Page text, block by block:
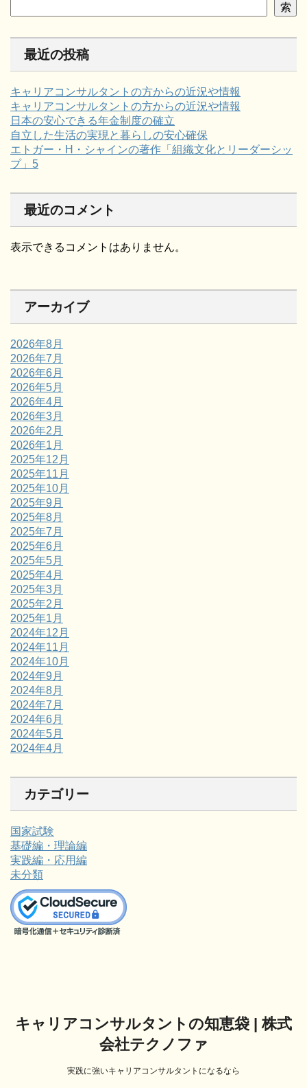
索
最近の投稿
キャリアコンサルタントの方からの近況や情報
キャリアコンサルタントの方からの近況や情報
日本の安心できる年金制度の確立
自立した生活の実現と暮らしの安心確保
エトガー・H・シャインの著作「組織文化とリーダーシッ
プ」5
最近のコメント
表示できるコメントはありません。
アーカイブ
2026年8月
2026年7月
2026年6月
2026年5月
2026年4月
2026年3月
2026年2月
2026年1月
2025年12月
2025年11月
2025年10月
2025年9月
2025年8月
2025年7月
2025年6月
2025年5月
2025年4月
2025年3月
2025年2月
2025年1月
2024年12月
2024年11月
2024年10月
2024年9月
2024年8月
2024年7月
2024年6月
2024年5月
2024年4月
カテゴリー
国家試験
基礎編・理論編
実践編・応用編
未分類
キャリアコンサルタントの知恵袋 | 株式
会社テクノファ
実践に強いキャリアコンサルタントになるなら